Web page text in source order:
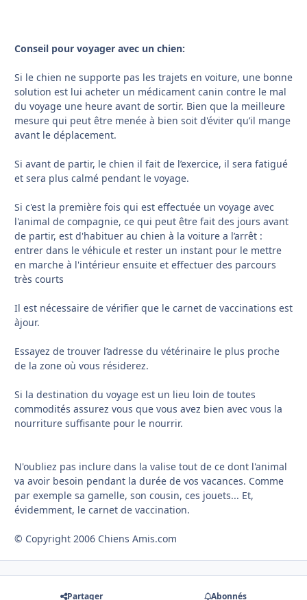
Conseil pour voyager avec un chien:
Si le chien ne supporte pas les trajets en voiture, une bonne
solution est lui acheter un médicament canin contre le mal
du voyage une heure avant de sortir. Bien que la meilleure
mesure qui peut être menée à bien soit d'éviter qu’il mange
avant le déplacement.
Si avant de partir, le chien il fait de l’exercice, il sera fatigué
et sera plus calmé pendant le voyage.
Si c'est la première fois qui est effectuée un voyage avec
l'animal de compagnie, ce qui peut être fait des jours avant
de partir, est d'habituer au chien à la voiture a l’arrêt :
entrer dans le véhicule et rester un instant pour le mettre
en marche à l'intérieur ensuite et effectuer des parcours
très courts
Il est nécessaire de vérifier que le carnet de vaccinations est
àjour.
Essayez de trouver l’adresse du vétérinaire le plus proche
de la zone où vous résiderez.
Si la destination du voyage est un lieu loin de toutes
commodités assurez vous que vous avez bien avec vous la
nourriture suffisante pour le nourrir.
N'oubliez pas inclure dans la valise tout de ce dont l'animal
va avoir besoin pendant la durée de vos vacances. Comme
par exemple sa gamelle, son cousin, ces jouets... Et,
évidemment, le carnet de vaccination.
© Copyright 2006 Chiens Amis.com
Partager Abonnés